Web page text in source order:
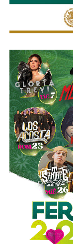
González